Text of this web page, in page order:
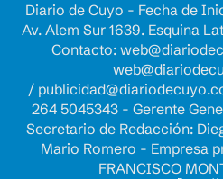
Diario de Cuyo - Fecha de
Av. Alem Sur 1639. Esquina
Contacto:
/
264 5045343 - Gerente
Secretario de Redacción:
Mario Romero - Empresa
FRANCISCO